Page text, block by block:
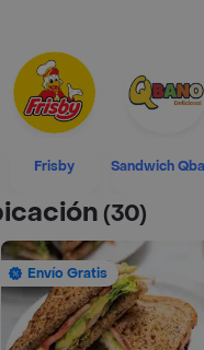
Frisby Sandwich
(30)
Envío Gratis